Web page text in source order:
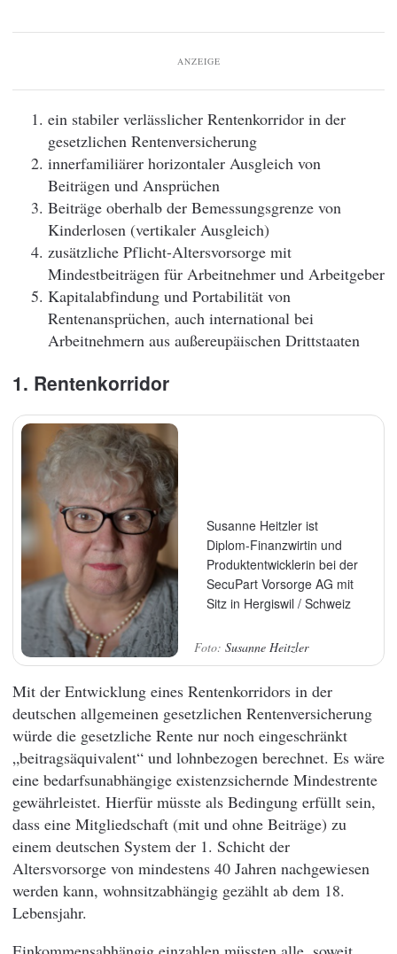
ANZEIGE
ein stabiler verlässlicher Rentenkorridor in der
gesetzlichen Rentenversicherung
innerfamiliärer horizontaler Ausgleich von
Beiträgen und Ansprüchen
Beiträge oberhalb der Bemessungsgrenze von
Kinderlosen (vertikaler Ausgleich)
zusätzliche Pflicht-Altersvorsorge mit
Mindestbeiträgen für Arbeitnehmer und Arbeitgeber
Kapitalabfindung und Portabilität von
Rentenansprüchen, auch international bei
Arbeitnehmern aus außereupäischen Drittstaaten
1. Rentenkorridor
Susanne Heitzler ist
Diplom-Finanzwirtin und
Produktentwicklerin bei der
SecuPart Vorsorge AG mit
Sitz in Hergiswil / Schweiz
Susanne Heitzler
Mit der Entwicklung eines Rentenkorridors in der
deutschen allgemeinen gesetzlichen Rentenversicherung
würde die gesetzliche Rente nur noch eingeschränkt
„beitragsäquivalent“ und lohnbezogen berechnet. Es wäre
eine bedarfsunabhängige existenzsichernde Mindestrente
gewährleistet. Hierfür müsste als Bedingung erfüllt sein,
dass eine Mitgliedschaft (mit und ohne Beiträge) zu
einem deutschen System der 1. Schicht der
Altersvorsorge von mindestens 40 Jahren nachgewiesen
werden kann, wohnsitzabhängig gezählt ab dem 18.
Lebensjahr.